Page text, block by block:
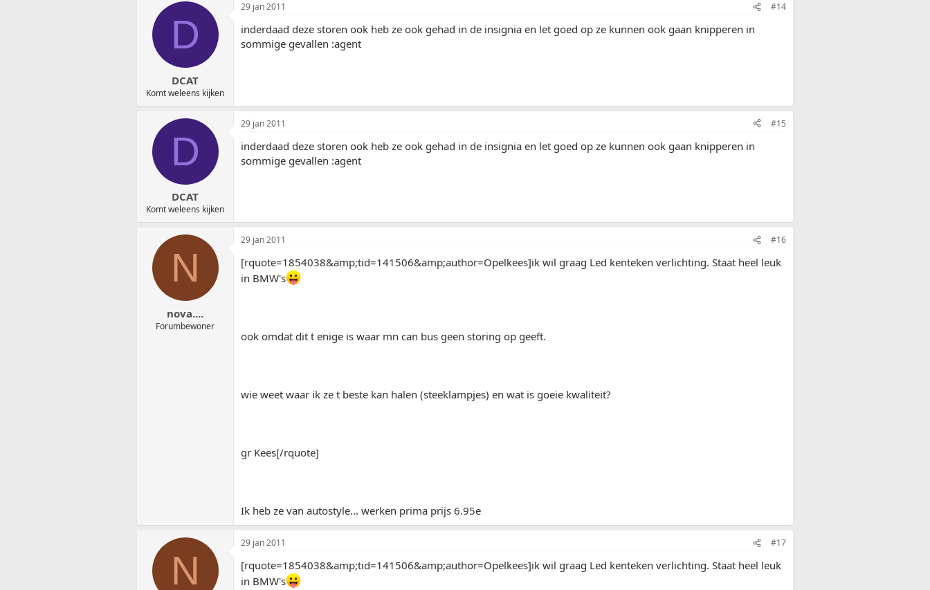
D
DCAT
Komt weleens kijken
29 jan 2011 #14
inderdaad deze storen ook heb ze ook gehad in de insignia en let goed op ze kunnen ook gaan knipperen in
sommige gevallen :agent
D
DCAT
Komt weleens kijken
29 jan 2011 #15
inderdaad deze storen ook heb ze ook gehad in de insignia en let goed op ze kunnen ook gaan knipperen in
sommige gevallen :agent
N
nova....
Forumbewoner
29 jan 2011 #16
[rquote=1854038&amp;tid=141506&amp;author=Opelkees]ik wil graag Led kenteken verlichting. Staat heel leuk
in BMW's
ook omdat dit t enige is waar mn can bus geen storing op geeft.
wie weet waar ik ze t beste kan halen (steeklampjes) en wat is goeie kwaliteit?
gr Kees[/rquote]
Ik heb ze van autostyle... werken prima prijs 6.95e
N
29 jan 2011 #17
[rquote=1854038&amp;tid=141506&amp;author=Opelkees]ik wil graag Led kenteken verlichting. Staat heel leuk
in BMW's